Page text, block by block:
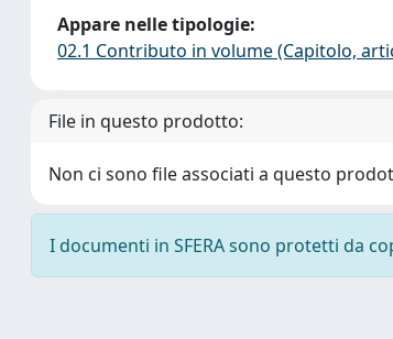
Appare nelle tipologie:
02.1 Contributo in volume (Capitolo,
File in questo prodotto:
Non ci sono file associati a questo
I documenti in SFERA sono protetti da